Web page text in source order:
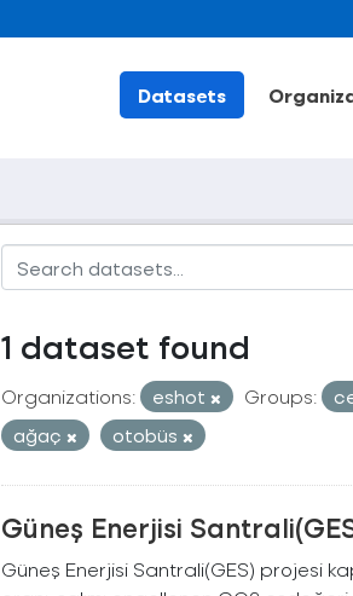
Datasets
1 dataset found
Organizations: eshot Groups:
ağaç
otobüs
Güneş Enerjisi
Güneş Enerjisi Santrali(GES) projesi